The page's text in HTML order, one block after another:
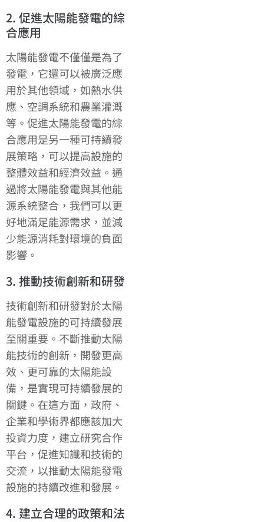
2. 促進太陽能發電的綜
合應用
太陽能發電不僅僅是為了
發電，它還可以被廣泛應
用於其他領域，如熱水供
應、空調系統和農業灌溉
等。促進太陽能發電的綜
合應用是另一種可持續發
展策略，可以提高設施的
整體效益和經濟效益。通
過將太陽能發電與其他能
源系統整合，我們可以更
好地滿足能源需求，並減
少能源消耗對環境的負面
影響。
3. 推動技術創新和研發
技術創新和研發對於太陽
能發電設施的可持續發展
至關重要。不斷推動太陽
能技術的創新，開發更高
效、更可靠的太陽能設
備，是實現可持續發展的
關鍵。在這方面，政府、
企業和學術界都應該加大
投資力度，建立研究合作
平台，促進知識和技術的
交流，以推動太陽能發電
設施的持續改進和發展。
4. 建立合理的政策和法